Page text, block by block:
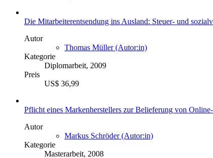
Die Mitarbeiterentsendung ins Ausland: Steuer- und
Autor
Thomas Müller (Autor:in)
Kategorie
Diplomarbeit, 2009
Preis
US$ 36,99
Pflicht eines Markenherstellers zur Belieferung von
Autor
Markus Schröder (Autor:in)
Kategorie
Masterarbeit, 2008